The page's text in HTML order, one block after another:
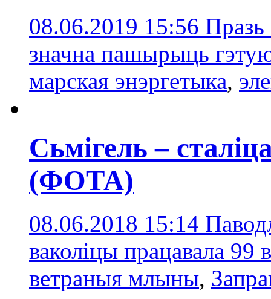
08.06.2019 15:56
значна пашырыць
марская энэргетыка,
Сьмігель –
(ФОТА)
08.06.2018 15:14
ваколіцы працавала 99
ветраныя млыны,